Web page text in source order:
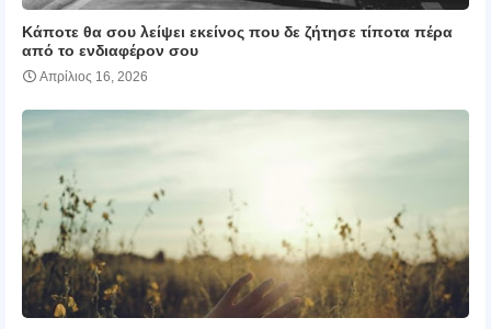
Κάποτε θα σου λείψει εκείνος που δε ζήτησε τίποτα πέρα
από το ενδιαφέρον σου
Απρίλιος 16, 2026